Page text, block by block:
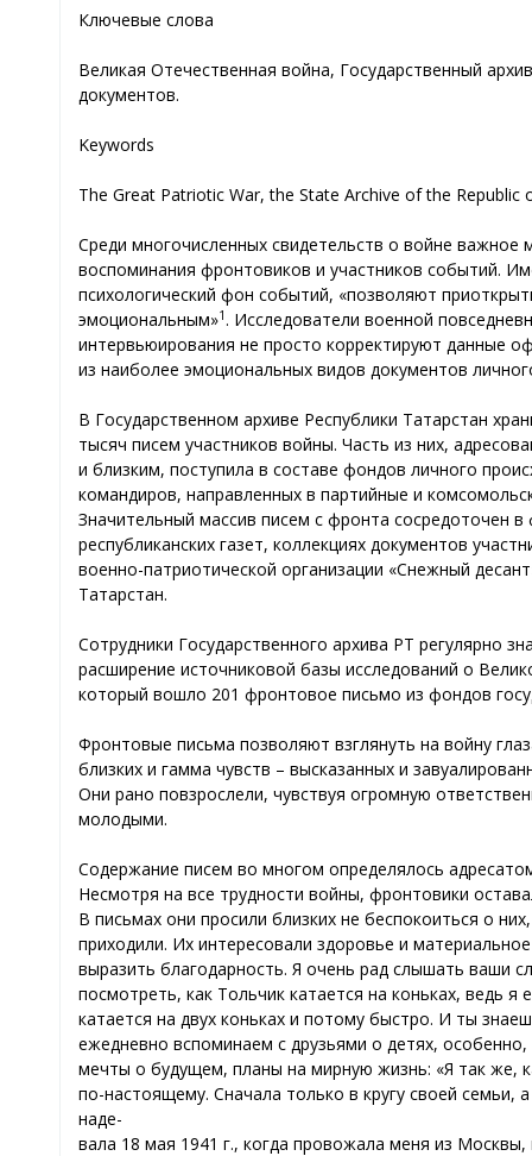
Ключевые слова
Великая Отечественная война, Государственный
документов.
Keywords
The Great Patriotic War, the State Archive of the
Среди многочисленных свидетельств о войне
воспоминания фронтовиков и участников событий.
психологический фон событий, «позволяют
эмоциональным»1. Исследователи военной
интервьюирования не просто корректируют данные
из наиболее эмоциональных видов документов
В Государственном архиве Республики Татарстан
тысяч писем участников войны. Часть из них,
и близким, поступила в составе фондов личного
командиров, направленных в партийные и
Значительный массив писем с фронта сосредоточен
республиканских газет, коллекциях документов
военно-патриотической организации «Снежный
Татарстан.
Сотрудники Государственного архива РТ регулярно
расширение источниковой базы исследований о
который вошло 201 фронтовое письмо из фондов
Фронтовые письма позволяют взглянуть на войну
близких и гамма чувств – высказанных и
Они рано повзрослели, чувствуя огромную
молодыми.
Содержание писем во многом определялось
Несмотря на все трудности войны, фронтовики
В письмах они просили близких не беспокоиться о
приходили. Их интересовали здоровье и
выразить благодарность. Я очень рад слышать ваши
посмотреть, как Тольчик катается на коньках, ведь
катается на двух коньках и потому быстро. И ты
ежедневно вспоминаем с друзьями о детях,
мечты о будущем, планы на мирную жизнь: «Я так же,
по-настоящему. Сначала только в кругу своей семьи,
наде-
вала 18 мая 1941 г., когда провожала меня из